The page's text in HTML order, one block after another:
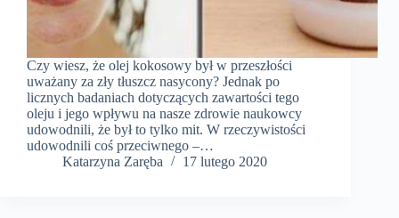
Czy wiesz, że olej kokosowy był w przeszłości
uważany za zły tłuszcz nasycony? Jednak po
licznych badaniach dotyczących zawartości tego
oleju i jego wpływu na nasze zdrowie naukowcy
udowodnili, że był to tylko mit. W rzeczywistości
udowodnili coś przeciwnego –…
Katarzyna Zaręba
17 lutego 2020